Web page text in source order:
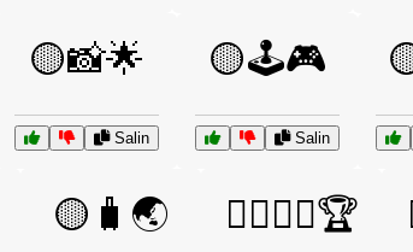
🟡📸🌟
Salin
🟡🕹️🎮
Salin
🟡🧳🌏 🤸‍♂️🤸‍♀️🏆